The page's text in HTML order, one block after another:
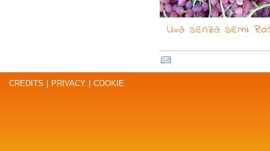
Uva senza semi
CREDITS PRIVACY COOKIE